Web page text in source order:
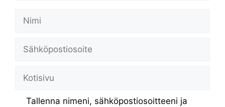
Nimi
Sähköpostiosoite
Kotisivu
Tallenna nimeni, sähköpostiosoitteeni ja